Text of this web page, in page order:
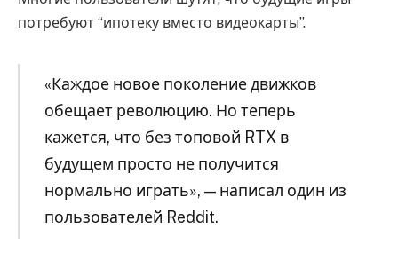
потребуют “ипотеку вместо видеокарты”.
«Каждое новое поколение движков
обещает революцию. Но теперь
кажется, что без топовой RTX в
будущем просто не получится
нормально играть», — написал один из
пользователей Reddit.